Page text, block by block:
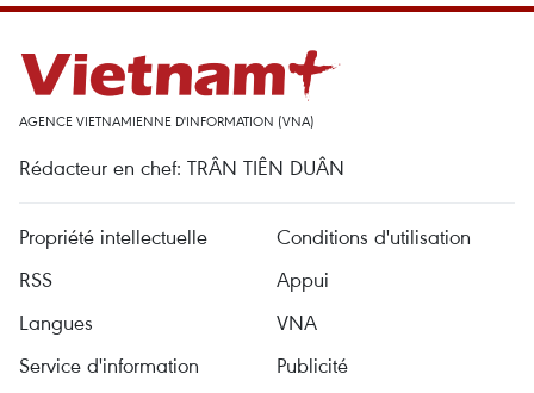
AGENCE VIETNAMIENNE D'INFORMATION (VNA)
Rédacteur en chef: TRÂN TIÊN DUÂN
Propriété intellectuelle
Conditions d'utilisation
RSS
Appui
Langues
VNA
Service d'information
Publicité